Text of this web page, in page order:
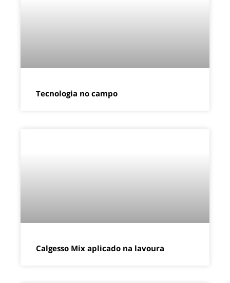
Tecnologia no campo
Calgesso Mix aplicado na lavoura